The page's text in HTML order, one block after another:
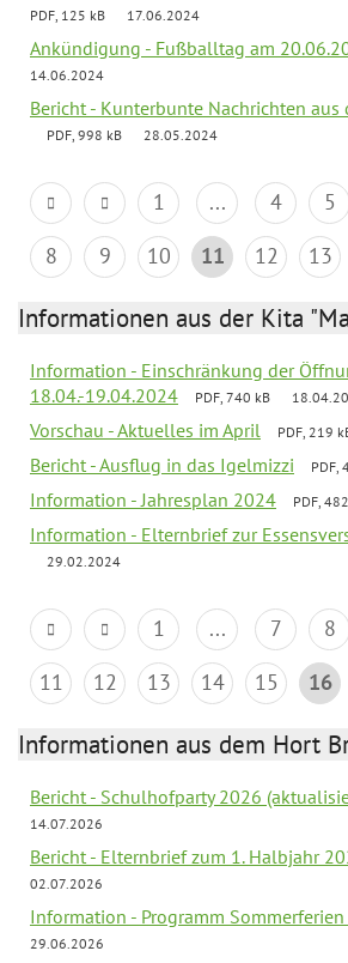
PDF, 125 kB 17.06.2024
Ankündigung - Fußballtag am
14.06.2024
Bericht - Kunterbunte Nachrichten aus
PDF, 998 kB 28.05.2024
1 ... 4 5
8
9 10 11 12 13
Informationen aus der Kita
Information - Einschränkung der
18.04.-19.04.2024
PDF, 740 kB
Vorschau - Aktuelles im April PDF, 219
Bericht - Ausflug in das Igelmizzi PDF,
Information - Jahresplan 2024 PDF,
Information - Elternbrief zur
29.02.2024
1 ... 7 8
11
12 13 14 15 16
Informationen aus dem Hort
Bericht - Schulhofparty 2026
14.07.2026
Bericht - Elternbrief zum 1. Halbjahr
02.07.2026
Information - Programm
29.06.2026